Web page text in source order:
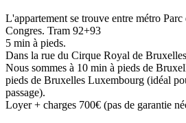
L'appartement se trouve entre métro
Congres. Tram 92+93
5 min à pieds.
Dans la rue du Cirque Royal de
Nous sommes à 10 min à pieds de
pieds de Bruxelles Luxembourg (idéal
passage).
Loyer + charges 700€ (pas de garantie